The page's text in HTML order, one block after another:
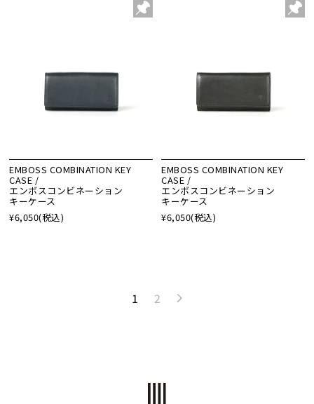
EMBOSS COMBINATION KEY
CASE /
エンボスコンビネーション
キーケース
¥6,050(税込)
EMBOSS COMBINATION KEY
CASE /
エンボスコンビネーション
キーケース
¥6,050(税込)
1 2